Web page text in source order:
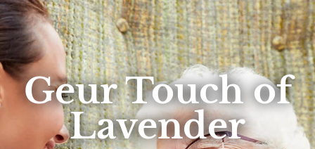
Geur Touch of
Lavender